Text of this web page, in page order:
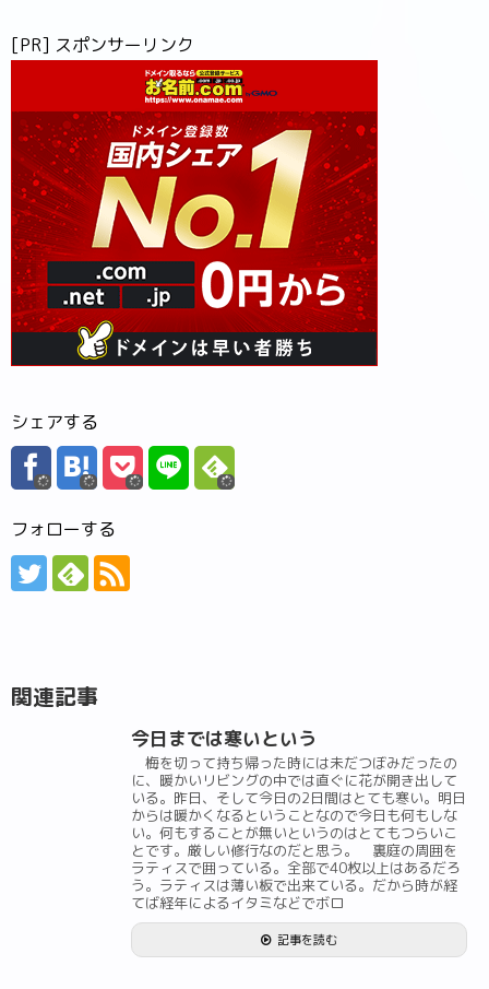
[PR] スポンサーリンク
シェアする
フォローする
関連記事
今日までは寒いという
梅を切って持ち帰った時には未だつぼみだったの
に、暖かいリビングの中では直ぐに花が開き出して
いる。昨日、そして今日の2日間はとても寒い。明日
からは暖かくなるということなので今日も何もしな
い。何もすることが無いというのはとてもつらいこ
とです。厳しい修行なのだと思う。 裏庭の周囲を
ラティスで囲っている。全部で40枚以上はあるだろ
う。ラティスは薄い板で出来ている。だから時が経
てば経年によるイタミなどでボロ
記事を読む